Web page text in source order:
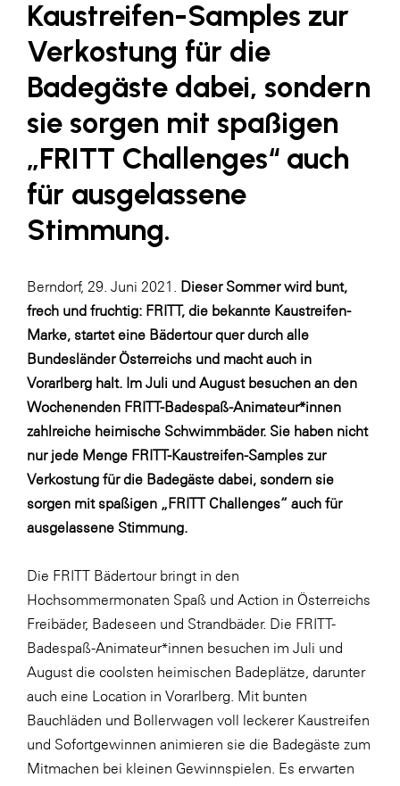
Libro
Lidl Österreich
Die Menü-Manufaktur
MTH Retail Group
OMV
OptimaMed
PAGRO
Primark
Salesforce
sebamed
SeneCura
SERVICE&MORE
SKINUANCE®
Somfy
Sony DADC
STIHL Tirol
Trend Micro
TAG GmbH
VALETTA
Verband Druck Medien Österreich
Wirtschaftskammer Salzburg
WKS Fachgruppe Fahrzeughandel und
Kaustreifen-Samples zur
Verkostung für die
Badegäste dabei, sondern
sie sorgen mit spaßigen
„FRITT Challenges“ auch
für ausgelassene
Stimmung.
Berndorf, 29. Juni 2021. Dieser Sommer wird bunt,
frech und fruchtig: FRITT, die bekannte Kaustreifen-
Marke, startet eine Bädertour quer durch alle
Bundesländer Österreichs und macht auch in
Vorarlberg halt. Im Juli und August besuchen an den
Wochenenden FRITT-Badespaß-Animateur*innen
zahlreiche heimische Schwimmbäder. Sie haben nicht
nur jede Menge FRITT-Kaustreifen-Samples zur
Verkostung für die Badegäste dabei, sondern sie
sorgen mit spaßigen „FRITT Challenges“ auch für
ausgelassene Stimmung.
Die FRITT Bädertour bringt in den
Hochsommermonaten Spaß und Action in Österreichs
Freibäder, Badeseen und Strandbäder. Die FRITT-
Badespaß-Animateur*innen besuchen im Juli und
August die coolsten heimischen Badeplätze, darunter
auch eine Location in Vorarlberg. Mit bunten
Bauchläden und Bollerwagen voll leckerer Kaustreifen
und Sofortgewinnen animieren sie die Badegäste zum
Mitmachen bei kleinen Gewinnspielen. Es erwarten